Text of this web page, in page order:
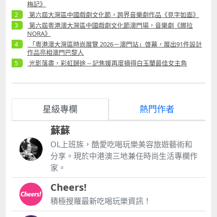
梅記》
第六屆大灣區中國戲劇文化節，跨界音樂劇作品《見字如面》
第六屆粵港澳大灣區中國戲劇文化節澳門場，音樂劇《娜拉
NORA》
「粵港澳大灣區時尚展覽 2026－澳門站」啓幕，展出91件設計
作品亮相澳門巴黎人
光影落盡，彩虹歸途 -- 記焦媛再度摘得白玉蘭最佳女主角
星級專欄 熱門作者
蘇蘇
OL上班族，酷愛吃喝玩樂美容旅遊藝術和
分享。現於中港澳三地兼任時尚生活專欄作
家。
Cheers!
積極搜羅最新吃喝玩樂資訊！